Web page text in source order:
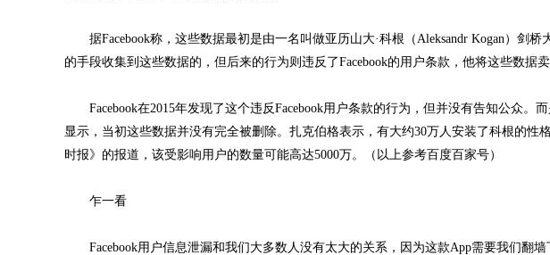
据Facebook称，这些数据最初是由一名叫做亚历山大·科根（Aleksandr Kogan）剑
的手段收集到这些数据的，但后来的行为则违反了Facebook的用户条款，他将这些数据卖
Facebook在2015年发现了这个违反Facebook用户条款的行为，但并没有告知公众。
显示，当初这些数据并没有完全被删除。扎克伯格表示，有大约30万人安装了科根的性
时报》的报道，该受影响用户的数量可能高达5000万。（以上参考百度百家号）
乍一看
Facebook用户信息泄漏和我们大多数人没有太大的关系，因为这款App需要我们翻